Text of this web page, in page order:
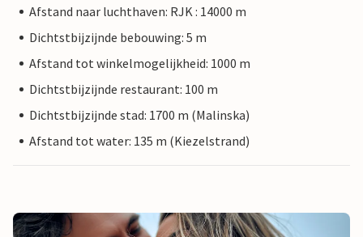
Afstand naar luchthaven: RJK : 14000 m
Dichtstbijzijnde bebouwing: 5 m
Afstand tot winkelmogelijkheid: 1000 m
Dichtstbijzijnde restaurant: 100 m
Dichtstbijzijnde stad: 1700 m (Malinska)
Afstand tot water: 135 m (Kiezelstrand)